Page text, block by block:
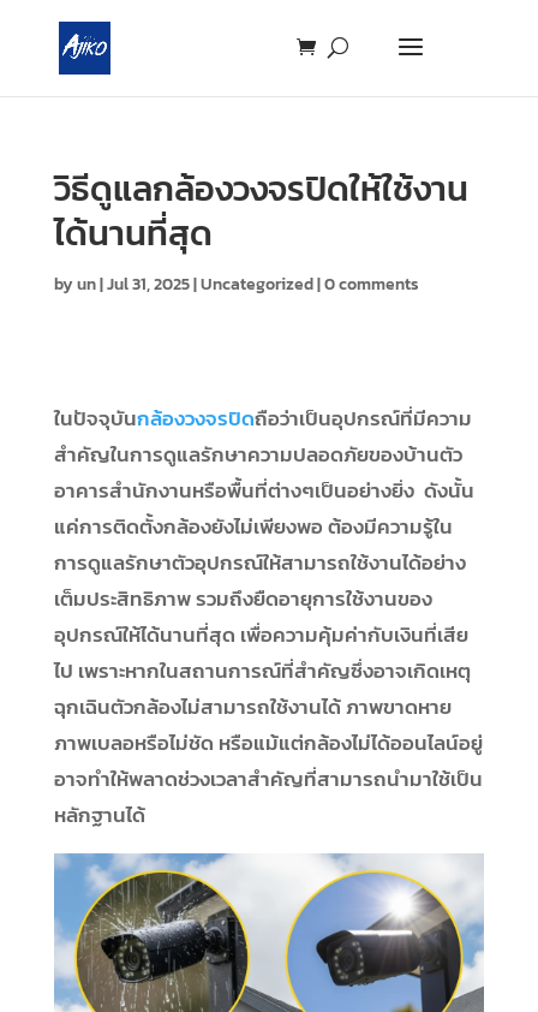
วิธีดูแลกล้องวงจรปิดให้ใช้งาน
ได้นานที่สุด
byun|Jul 31, 2025|Uncategorized|0 comments
ในปัจจุบันกล้องวงจรปิดถือว่าเป็นอุปกรณ์ที่มีความ
สำคัญในการดูแลรักษาความปลอดภัยของบ้านตัว
อาคารสำนักงานหรือพื้นที่ต่างๆเป็นอย่างยิ่ง ดังนั้น
แค่การติดตั้งกล้องยังไม่เพียงพอ ต้องมีความรู้ใน
การดูแลรักษาตัวอุปกรณ์ให้สามารถใช้งานได้อย่าง
เต็มประสิทธิภาพ รวมถึงยืดอายุการใช้งานของ
อุปกรณ์ให้ได้นานที่สุด เพื่อความคุ้มค่ากับเงินที่เสีย
ไป เพราะหากในสถานการณ์ที่สำคัญซึ่งอาจเกิดเหตุ
ฉุกเฉินตัวกล้องไม่สามารถใช้งานได้ ภาพขาดหาย
ภาพเบลอหรือไม่ชัด หรือแม้แต่กล้องไม่ได้ออนไลน์อยู่
อาจทำให้พลาดช่วงเวลาสำคัญที่สามารถนำมาใช้เป็น
หลักฐานได้